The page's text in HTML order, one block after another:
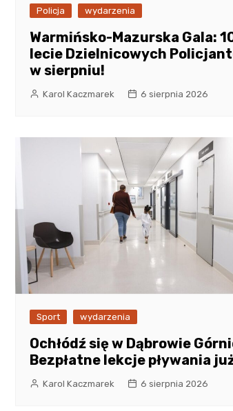
Policja wydarzenia
Warmińsko-Mazurska Gala:
lecie Dzielnicowych
w sierpniu!
Karol Kaczmarek 6 sierpnia 2026
Sport wydarzenia
Ochłódź się w Dąbrowie
Bezpłatne lekcje pływania
Karol Kaczmarek 6 sierpnia 2026